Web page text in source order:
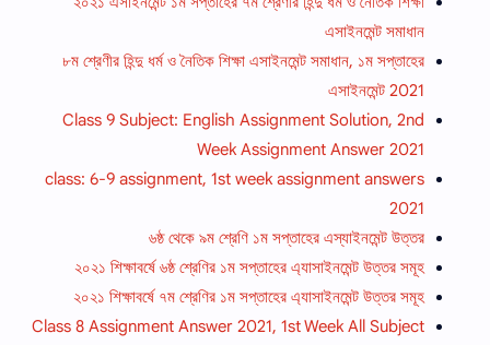
এসাইনমেন্ট সমাধান
৮ম শ্রেণীর হিন্দু ধর্ম ও নৈতিক শিক্ষা এসাইনমেন্ট সমাধান, ১ম সপ্তাহের
এসাইনমেন্ট 2021
Class 9 Subject: English Assignment Solution, 2nd
Week Assignment Answer 2021
class: 6-9 assignment, 1st week assignment answers
2021
৬ষ্ঠ থেকে ৯ম শ্রেণি ১ম সপ্তাহের এস্যাইনমেন্ট উত্তর
২০২১ শিক্ষাবর্ষে ৬ষ্ঠ শ্রেণির ১ম সপ্তাহের এ্যাসাইনমেন্ট উত্তর সমূহ
২০২১ শিক্ষাবর্ষে ৭ম শ্রেণির ১ম সপ্তাহের এ্যাসাইনমেন্ট উত্তর সমূহ
Class 8 Assignment Answer 2021, 1st Week All Subject